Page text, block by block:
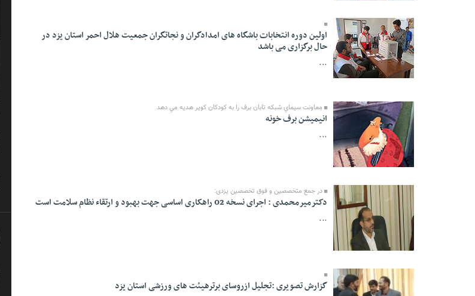
05 Mordad 1391 -
13:19
05 Mordad 1391 -
اولین دوره انتخابات باشگاه های امدادگران و نجاتگران جمعیت هلال احمر استان یزد در
حال برگزاری می باشد
...
05 Mordad 1391 -
13:11
معاونت سيماي شبكه تابان برف را به كودكان كوير هديه مي دهد
انيميشن برف خونه
...
13:08
در جمع متخصصین و فوق تخصصین یزدی:
دکترمیرمحمدی : اجرای نسخه 02 راهکاری اساسی جهت بهبود و ارتقاء نظام سلامت است
...
گزارش تصویری :تجلیل ازروسای برترهیئت های ورزشی استان یزد